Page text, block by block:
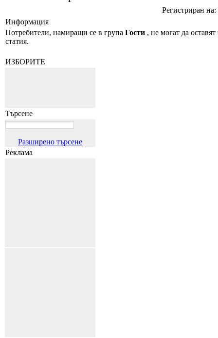
Регистриран
Информация
Потребители, намиращи се в група Гости , не могат да
статия.
ИЗБОРИТЕ
Търсене
Разширено търсене
Реклама